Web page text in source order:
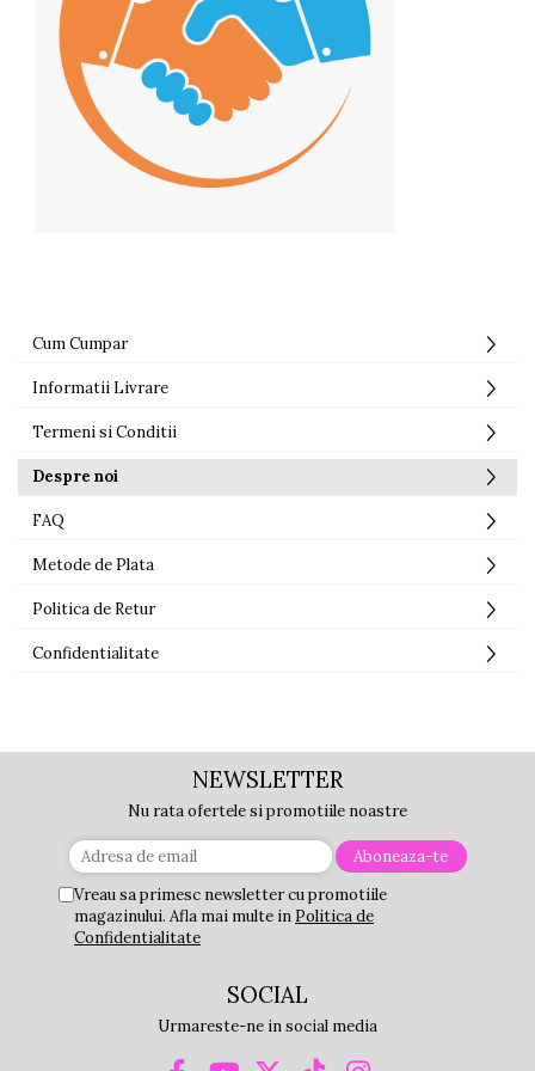
Cum Cumpar
Informatii Livrare
Termeni si Conditii
Despre noi
FAQ
Metode de Plata
Politica de Retur
Confidentialitate
NEWSLETTER
Nu rata ofertele si promotiile noastre
Vreau sa primesc newsletter cu promotiile
magazinului. Afla mai multe in Politica de
Confidentialitate
SOCIAL
Urmareste-ne in social media